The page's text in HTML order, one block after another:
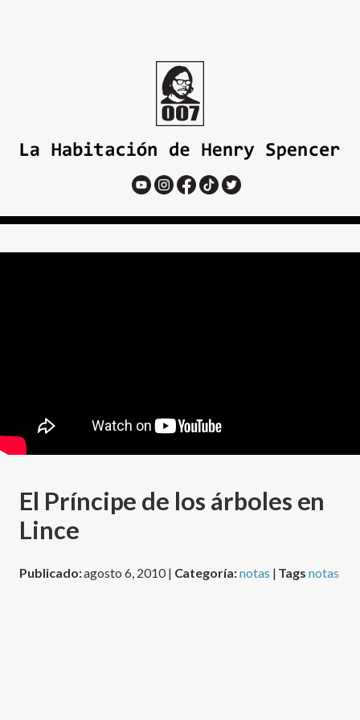
El Prí­ncipe de los árboles en
Lince
Publicado:agosto 6, 2010 | Categoría:notas | Tagsnotas